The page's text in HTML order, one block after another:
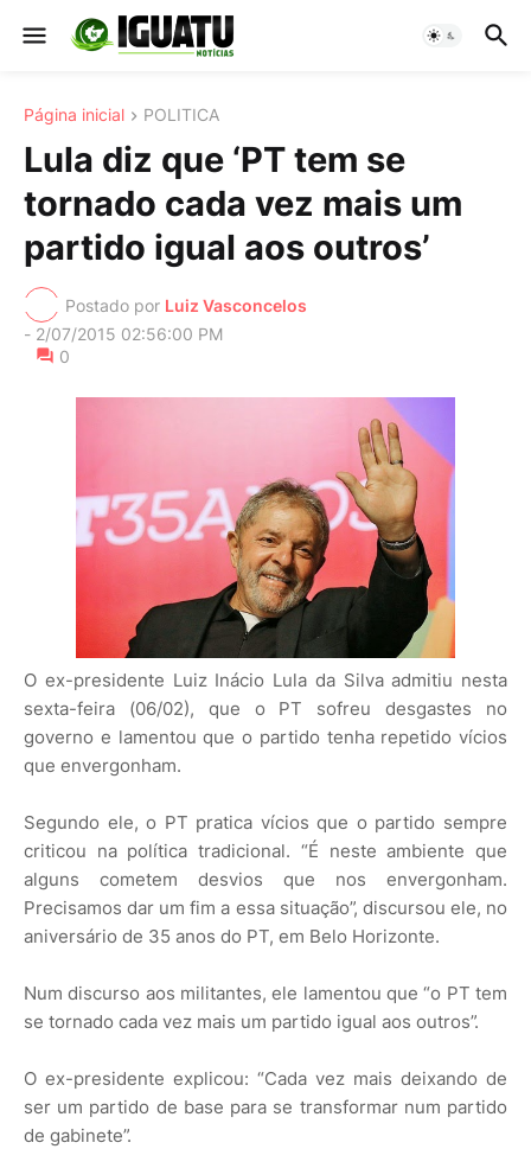
Página inicial POLITICA
Lula diz que ‘PT tem se
tornado cada vez mais um
partido igual aos outros’
Postado por Luiz Vasconcelos
- 2/07/2015 02:56:00 PM
0
O ex-presidente Luiz Inácio Lula da Silva admitiu nesta
sexta-feira (06/02), que o PT sofreu desgastes no
governo e lamentou que o partido tenha repetido vícios
que envergonham.
Segundo ele, o PT pratica vícios que o partido sempre
criticou na política tradicional. “É neste ambiente que
alguns cometem desvios que nos envergonham.
Precisamos dar um fim a essa situação”, discursou ele, no
aniversário de 35 anos do PT, em Belo Horizonte.
Num discurso aos militantes, ele lamentou que “o PT tem
se tornado cada vez mais um partido igual aos outros”.
O ex-presidente explicou: “Cada vez mais deixando de
ser um partido de base para se transformar num partido
de gabinete”.